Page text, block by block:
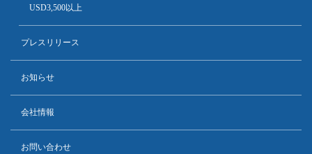
USD3,500以上
プレスリリース
お知らせ
会社情報
お問い合わせ